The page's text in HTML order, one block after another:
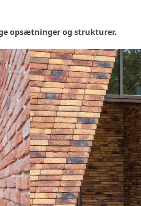
opsætninger og strukturer.